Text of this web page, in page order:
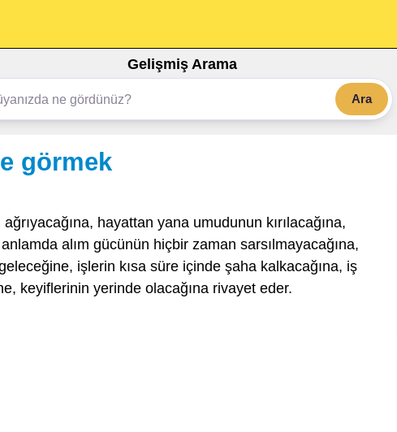
Gelişmiş Arama
Ara
görmek
ağrıyacağına, hayattan yana umudunun kırılacağına,
alım gücünün hiçbir zaman sarsılmayacağına,
işlerin kısa süre içinde şaha kalkacağına, iş
keyiflerinin yerinde olacağına rivayet eder.